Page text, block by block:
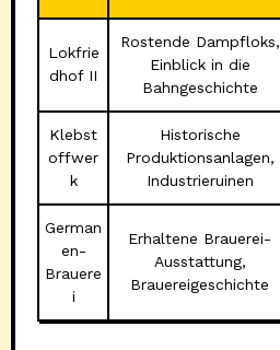
Lokfrie
dhof II
Rostende Dampfloks,
Einblick in die
Bahngeschichte
Klebst
offwer
k
Historische
Produktionsanlagen,
Industrieruinen
German
en-
Brauere
i
Erhaltene Brauerei-
Ausstattung,
Brauereigeschichte